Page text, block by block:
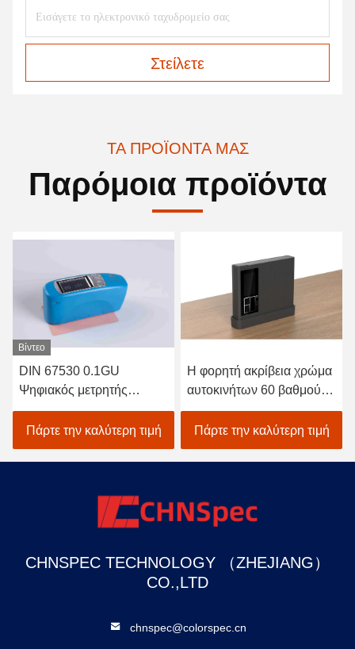
Στείλετε
ΤΑ ΠΡΟΪΌΝΤΑ ΜΑΣ
Παρόμοια προϊόντα
Βίντεο
DIN 67530 0.1GU
Ψηφιακός μετρητής
γυαλάδας 0.2%GU
Repeatability Compact
Structure
Πάρτε την καλύτερη τιμή
Η φορητή ακρίβεια χρώμα
αυτοκινήτων 60 βαθμού
σχολιάζει το μετρητή 1
επίδειξη GU
Πάρτε την καλύτερη τιμή
CHNSPEC TECHNOLOGY （ZHEJIANG）
CO.,LTD
chnspec@colorspec.cn